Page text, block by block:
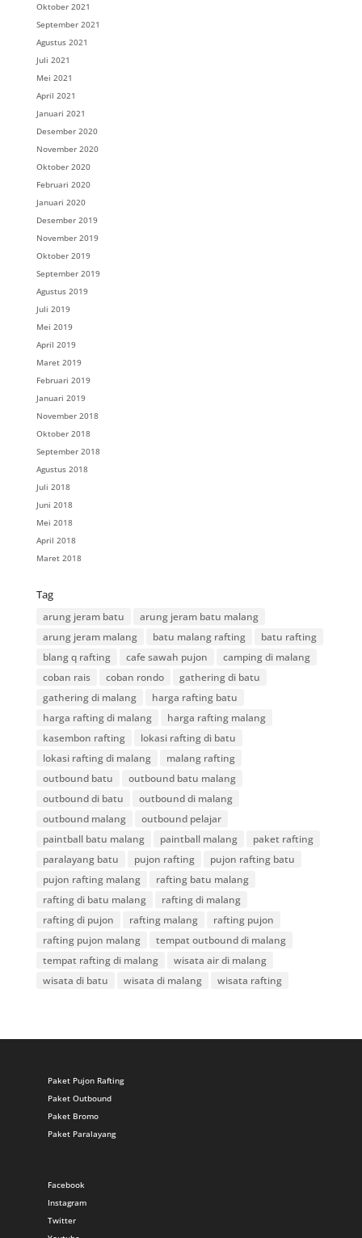
Oktober 2021
September 2021
Agustus 2021
Juli 2021
Mei 2021
April 2021
Januari 2021
Desember 2020
November 2020
Oktober 2020
Februari 2020
Januari 2020
Desember 2019
November 2019
Oktober 2019
September 2019
Agustus 2019
Juli 2019
Mei 2019
April 2019
Maret 2019
Februari 2019
Januari 2019
November 2018
Oktober 2018
September 2018
Agustus 2018
Juli 2018
Juni 2018
Mei 2018
April 2018
Maret 2018
Tag
arung jeram batu
arung jeram batu malang
arung jeram malang
batu malang rafting
batu rafting
blang q rafting
cafe sawah pujon
camping di malang
coban rais
coban rondo
gathering di batu
gathering di malang
harga rafting batu
harga rafting di malang
harga rafting malang
kasembon rafting
lokasi rafting di batu
lokasi rafting di malang
malang rafting
outbound batu
outbound batu malang
outbound di batu
outbound di malang
outbound malang
outbound pelajar
paintball batu malang
paintball malang
paket rafting
paralayang batu
pujon rafting
pujon rafting batu
pujon rafting malang
rafting batu malang
rafting di batu malang
rafting di malang
rafting di pujon
rafting malang
rafting pujon
rafting pujon malang
tempat outbound di malang
tempat rafting di malang
wisata air di malang
wisata di batu
wisata di malang wisata rafting
Paket Pujon Rafting
Paket Outbound
Paket Bromo
Paket Paralayang
Facebook
Instagram
Twitter